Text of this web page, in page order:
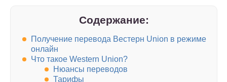
Содержание:
Получение перевода Вестерн Union в режиме
онлайн
Что такое Western Union?
Нюансы переводов
Тарифы